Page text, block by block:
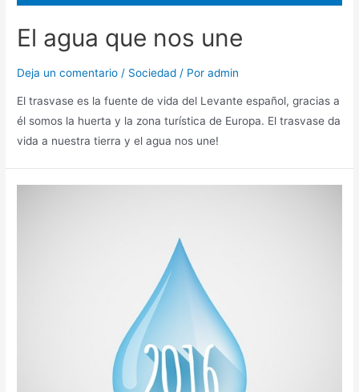
El agua que nos une
Deja un comentario / Sociedad / Poradmin
El trasvase es la fuente de vida del Levante español, gracias a
él somos la huerta y la zona turística de Europa. El trasvase da
vida a nuestra tierra y el agua nos une!